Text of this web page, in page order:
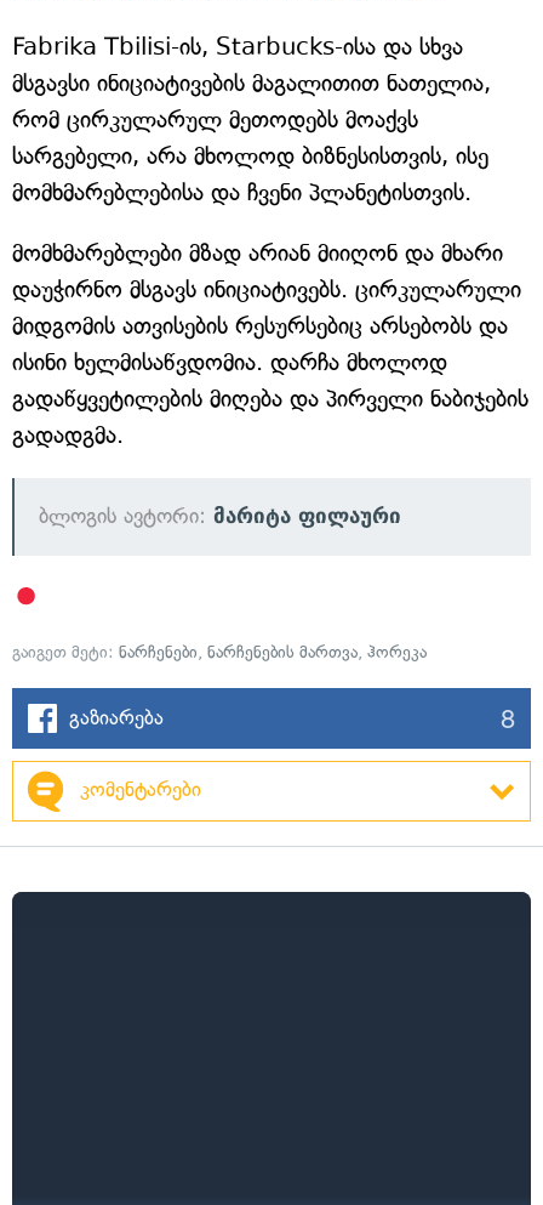
Fabrika Tbilisi-ის, Starbucks-ისა და სხვა
მსგავსი ინიციატივების მაგალითით ნათელია,
რომ ცირკულარულ მეთოდებს მოაქვს
სარგებელი, არა მხოლოდ ბიზნესისთვის, ისე
მომხმარებლებისა და ჩვენი პლანეტისთვის.
მომხმარებლები მზად არიან მიიღონ და მხარი
დაუჭირნო მსგავს ინიციატივებს. ცირკულარული
მიდგომის ათვისების რესურსებიც არსებობს და
ისინი ხელმისაწვდომია. დარჩა მხოლოდ
გადაწყვეტილების მიღება და პირველი ნაბიჯების
გადადგმა.
ბლოგის ავტორი: მარიტა ფილაური
გაიგეთ მეტი: ნარჩენები, ნარჩენების მართვა, ჰორეკა
გაზიარება 8
კომენტარები